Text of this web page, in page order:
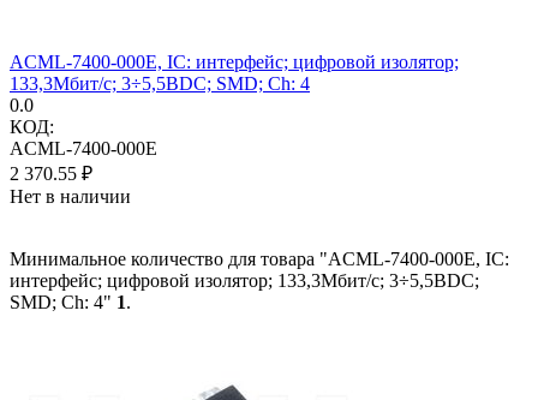
ACML-7400-000E, IC: интерфейс; цифровой изолятор;
133,3Мбит/с; 3÷5,5ВDC; SMD; Ch: 4
0.0
КОД:
ACML-7400-000E
2 370.55 ₽
Нет в наличии
Минимальное количество для товара "ACML-7400-000E, IC:
интерфейс; цифровой изолятор; 133,3Мбит/с; 3÷5,5ВDC;
SMD; Ch: 4" 1.